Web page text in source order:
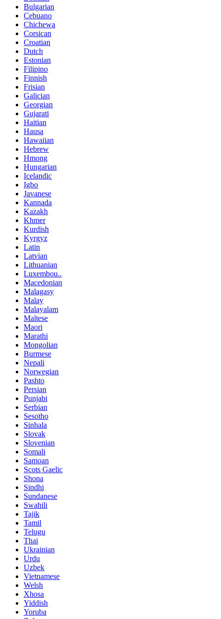
Bulgarian
Cebuano
Chichewa
Corsican
Croatian
Dutch
Estonian
Filipino
Finnish
Frisian
Galician
Georgian
Gujarati
Haitian
Hausa
Hawaiian
Hebrew
Hmong
Hungarian
Icelandic
Igbo
Javanese
Kannada
Kazakh
Khmer
Kurdish
Kyrgyz
Latin
Latvian
Lithuanian
Luxembou..
Macedonian
Malagasy
Malay
Malayalam
Maltese
Maori
Marathi
Mongolian
Burmese
Nepali
Norwegian
Pashto
Persian
Punjabi
Serbian
Sesotho
Sinhala
Slovak
Slovenian
Somali
Samoan
Scots Gaelic
Shona
Sindhi
Sundanese
Swahili
Tajik
Tamil
Telugu
Thai
Ukrainian
Urdu
Uzbek
Vietnamese
Welsh
Xhosa
Yiddish
Yoruba